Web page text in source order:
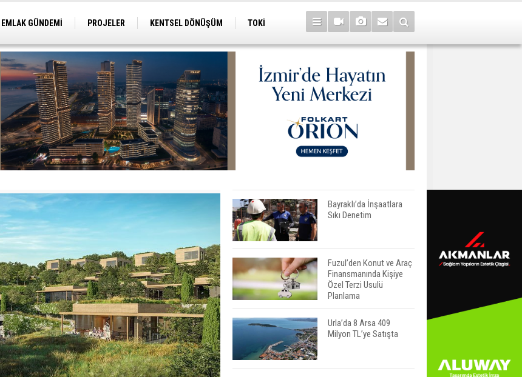
EMLAK GÜNDEMİ PROJELER KENTSEL DÖNÜŞÜM
TOKİ
Bayraklı’da İnşaatlara
Sıkı Denetim
Fuzul’den Konut ve Araç
Finansmanında Kişiye
Özel Terzi Usulü
Planlama
Urla’da 8 Arsa 409
Milyon TL’ye Satışta